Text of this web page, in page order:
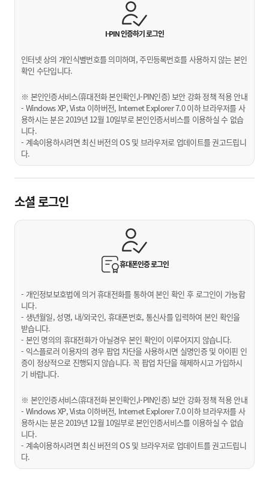
I-PIN 인증하기로그인
인터넷 상의 개인식별번호를 의미하며, 주민등록번호를 사용하지 않는 본인
확인 수단입니다.
※ 본인인증서비스(휴대전화 본인확인,I-PIN인증) 보안 강화 정책 적용 안내
- Windows XP, Vista 이하버전, Internet Explorer 7.0 이하 브라우저를 사
용하시는 분은 2019년 12월 10일부로 본인인증서비스를 이용하실 수 없습
니다.
- 계속이용하시려면 최신 버전의 OS 및 브라우저로 업데이트를 권고드립니
다.
소셜 로그인
휴대폰인증로그인
- 개인정보보호법에 의거 휴대전화를 통하여 본인 확인 후 로그인이 가능합
니다.
- 생년월일, 성명, 내/외국인, 휴대폰번호, 통신사를 입력하여 본인 확인을
받습니다.
- 본인 명의의 휴대전화가 아닐경우 본인 확인이 이루어지지 않습니다.
- 익스플로러 이용자의 경우 팝업 차단을 사용하시면 실명인증 및 아이핀 인
증이 정상적으로 진행되지 않습니다. 꼭 팝업 차단을 해제하시고 가입하시
기 바랍니다.
※ 본인인증서비스(휴대전화 본인확인,I-PIN인증) 보안 강화 정책 적용 안내
- Windows XP, Vista 이하버전, Internet Explorer 7.0 이하 브라우저를 사
용하시는 분은 2019년 12월 10일부로 본인인증서비스를 이용하실 수 없습
니다.
- 계속이용하시려면 최신 버전의 OS 및 브라우저로 업데이트를 권고드립니
다.